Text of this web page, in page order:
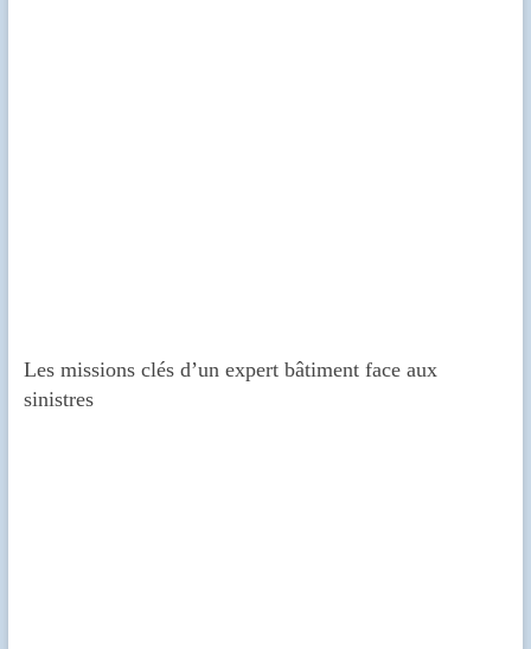
Les missions clés d’un expert bâtiment face aux
sinistres